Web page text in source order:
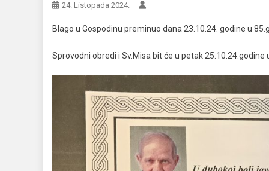
24. Listopada 2024.
Blago u Gospodinu preminuo dana 23.10.24. godine u
Sprovodni obredi i Sv.Misa bit će u petak